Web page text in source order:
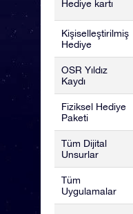
Hediye kartı
Kişiselleştirilmiş
Hediye
OSR Yıldız
Kaydı
Fiziksel Hediye
Paketi
Tüm Dijital
Unsurlar
Tüm
Uygulamalar